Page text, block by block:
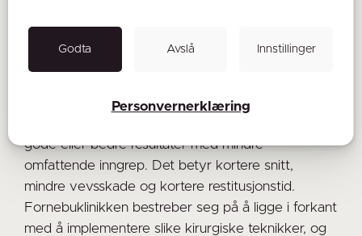
Mini-invasiv plastikkirurgi, det lille snittet
gode eller bedre resultater med mindre
omfattende inngrep. Det betyr kortere snitt,
mindre vevsskade og kortere restitusjonstid.
Fornebuklinikken bestreber seg på å ligge i forkant
med å implementere slike kirurgiske teknikker, og
Godta Avslå Innstillinger
Personvernerklæring